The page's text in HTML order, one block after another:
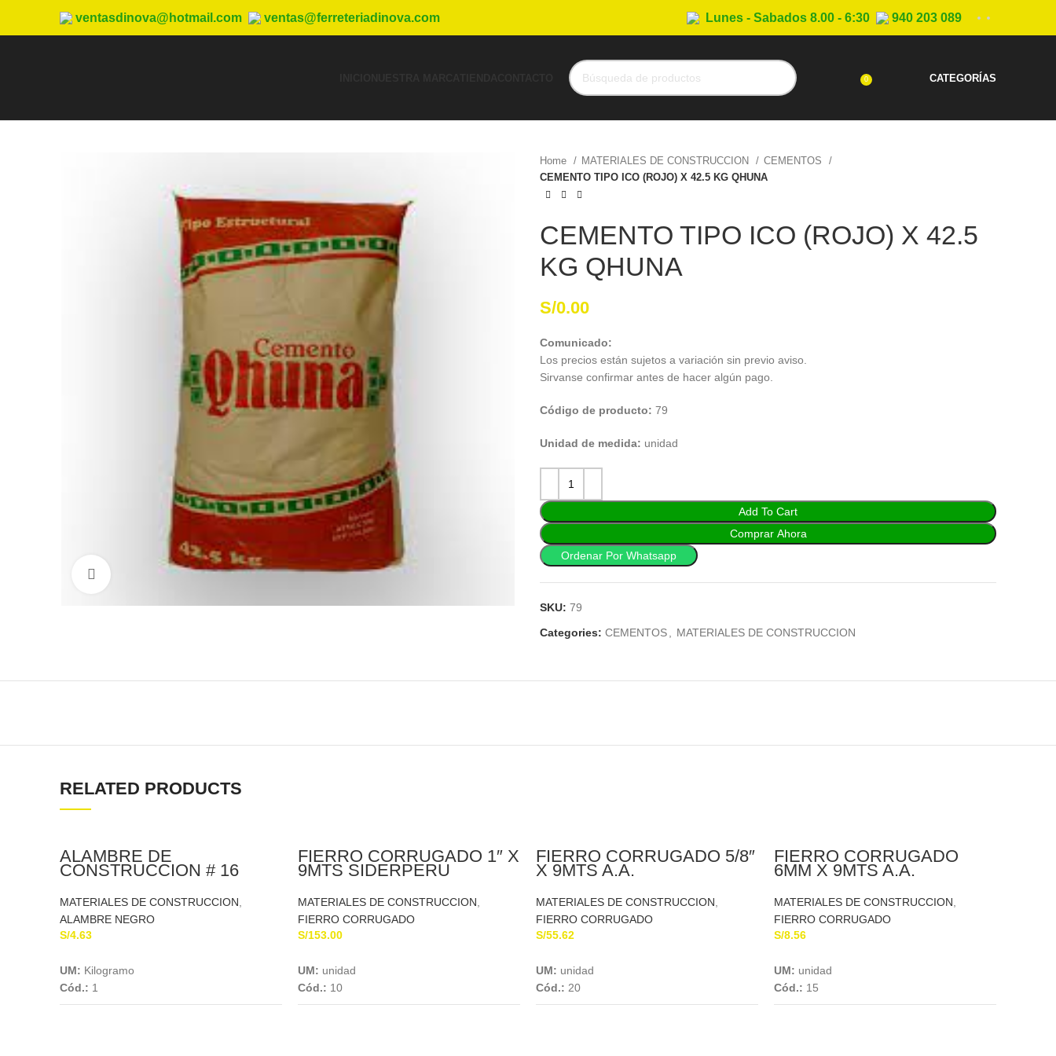
ventasdinova@hotmail.com ventas@ferreteriadinova.com Lunes - Sabados 8.00 - 6:30 940 203 089
0 CATEGORÍAS
Haga Click para agrandar
Home MATERIALES DE CONSTRUCCION
CEMENTOS
CEMENTO TIPO ICO (ROJO) X 42.5 KG QHUNA
CEMENTO TIPO ICO (ROJO) X 42.5
KG QHUNA
S/0.00
Comunicado:
Los precios están sujetos a variación sin previo aviso.
Sirvanse confirmar antes de hacer algún pago.
Código de producto: 79
Unidad de medida: unidad
Add To Cart
Comprar Ahora
Ordenar Por Whatsapp
SKU: 79
Categories: CEMENTOS MATERIALES DE CONSTRUCCION
RELATED PRODUCTS
ALAMBRE DE
CONSTRUCCION # 16
MATERIALES DE CONSTRUCCION
ALAMBRE NEGRO
S/4.63
UM: Kilogramo
Cód.: 1
FIERRO CORRUGADO 1″ X
9MTS SIDERPERU
MATERIALES DE CONSTRUCCION
FIERRO CORRUGADO
S/153.00
UM: unidad
Cód.: 10
FIERRO CORRUGADO 5/8″
X 9MTS A.A.
MATERIALES DE CONSTRUCCION
FIERRO CORRUGADO
S/55.62
UM: unidad
Cód.: 20
FIERRO CORRUGADO
6MM X 9MTS A.A.
MATERIALES DE CONSTRUCCION
FIERRO CORRUGADO
S/8.56
UM: unidad
Cód.: 15